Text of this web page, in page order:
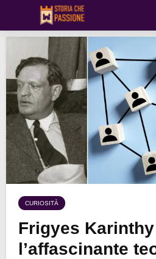
CURIOSITÀ
Frigyes
l’affascinante